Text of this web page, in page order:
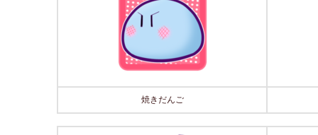
焼きだんご